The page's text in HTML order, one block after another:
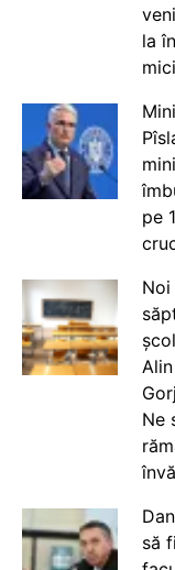
la
pe
Ne
să